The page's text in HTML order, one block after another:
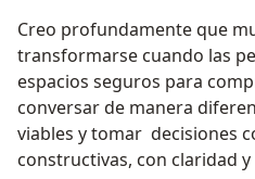
Creo profundamente que
transformarse cuando las
espacios seguros para
conversar de manera
viables y tomar decisiones conscientes y
constructivas, con claridad